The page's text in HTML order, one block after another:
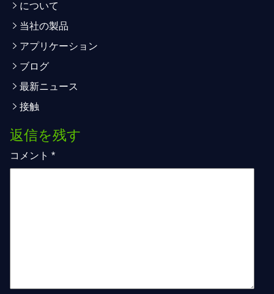
について
当社の製品
アプリケーション
ブログ
最新ニュース
接触
返信を残す
コメント *